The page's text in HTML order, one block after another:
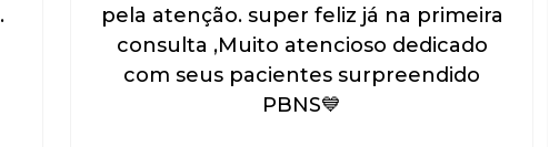
pela atenção. super feliz já na primeira
consulta ,Muito atencioso dedicado
com seus pacientes surpreendido
PBNS💙